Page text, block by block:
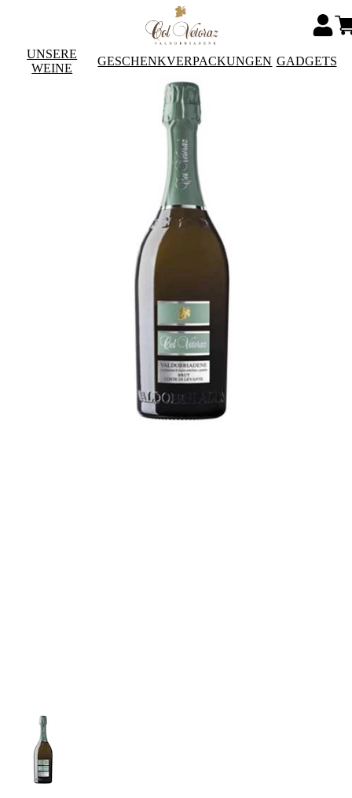
UNSERE
WEINE
GESCHENKVERPACKUNGEN GADGETS